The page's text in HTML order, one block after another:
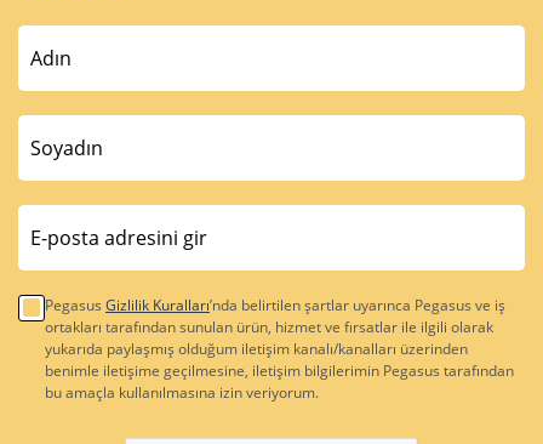
Pegasus Gizlilik Kuralları’nda belirtilen şartlar uyarınca Pegasus ve iş
ortakları tarafından sunulan ürün, hizmet ve fırsatlar ile ilgili olarak
yukarıda paylaşmış olduğum iletişim kanalı/kanalları üzerinden
benimle iletişime geçilmesine, iletişim bilgilerimin Pegasus tarafından
bu amaçla kullanılmasına izin veriyorum.